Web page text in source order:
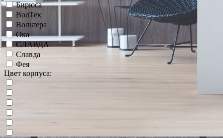
Бирюса
ВолТек
Вольтера
Ока
СЛАВДА
Славда
Фея
Цвет корпуса: